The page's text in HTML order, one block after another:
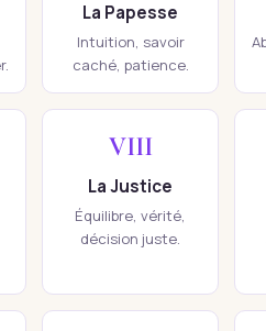
La Papesse
Intuition, savoir
caché, patience.
VIII
La Justice
Équilibre, vérité,
décision juste.